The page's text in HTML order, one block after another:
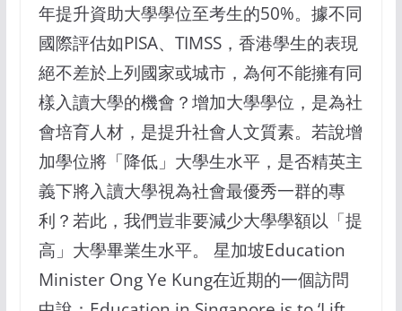
年提升資助大學學位至考生的50%。據不同
國際評估如PISA、TIMSS，香港學生的表現
絕不差於上列國家或城市，為何不能擁有同
樣入讀大學的機會？增加大學學位，是為社
會培育人材，是提升社會人文質素。若說增
加學位將「降低」大學生水平，是否精英主
義下將入讀大學視為社會最優秀一群的專
利？若此，我們豈非要減少大學學額以「提
高」大學畢業生水平。 星加坡Education
Minister Ong Ye Kung在近期的一個訪問